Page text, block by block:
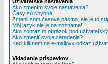
Užívateľské nastavenia
Ako zmením svoje nastavenia?
Časy sú chybné!
Zmenil som časové pásmo, ale je to
Môj jazyk nie je na zozname!
Ako zobrazím obrázok pod
Ako zmeniť svoje zaradenie?
Keď kliknem na e-mailový odkaz
Vkladanie príspevkov